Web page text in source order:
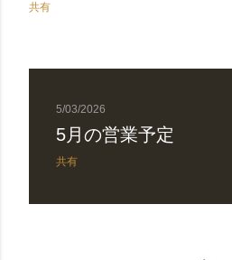
共有
5/03/2026
5月の営業予定
共有